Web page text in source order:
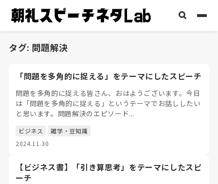
タグ: 問題解決
「問題を多角的に捉える」をテーマにしたスピーチ
問題を多角的に捉える皆さん、おはようございます。今日
は「問題を多角的に捉える」というテーマでお話ししたい
と思います。問題解決のエピソード...
ビジネス
雑学・豆知識
2024.11.30
【ビジネス書】「引き算思考」をテーマにしたスピ
ーチ